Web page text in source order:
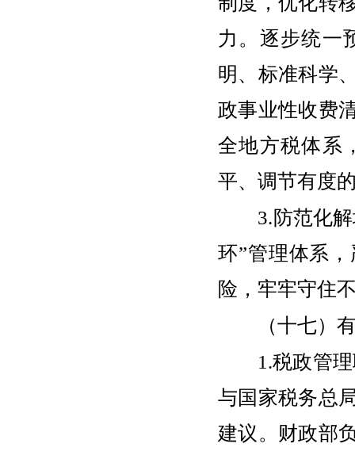
力。逐步统一
明、标准科学
政事业性收费
全地方税体系
平、调节有度
3.防范化解
环”管理体系
险，牢牢守住
（十七）有
1.税政管理
与国家税务总
建议。财政部